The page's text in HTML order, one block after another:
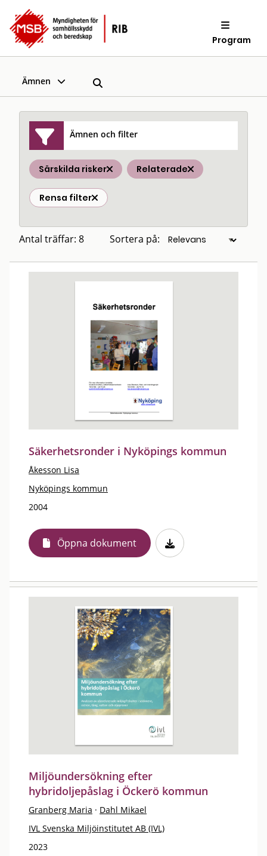
Program
Ämnen
Ämnen och filter
Särskilda risker Relaterade
Rensa filter
Antal träffar: 8 Sortera på:
Säkerhetsronder i Nyköpings kommun
Åkesson Lisa
Nyköpings kommun
2004
Öppna dokument
Miljöundersökning efter
hybridoljepåslag i Öckerö kommun
Granberg Maria · Dahl Mikael
IVL Svenska Miljöinstitutet AB (IVL)
2023